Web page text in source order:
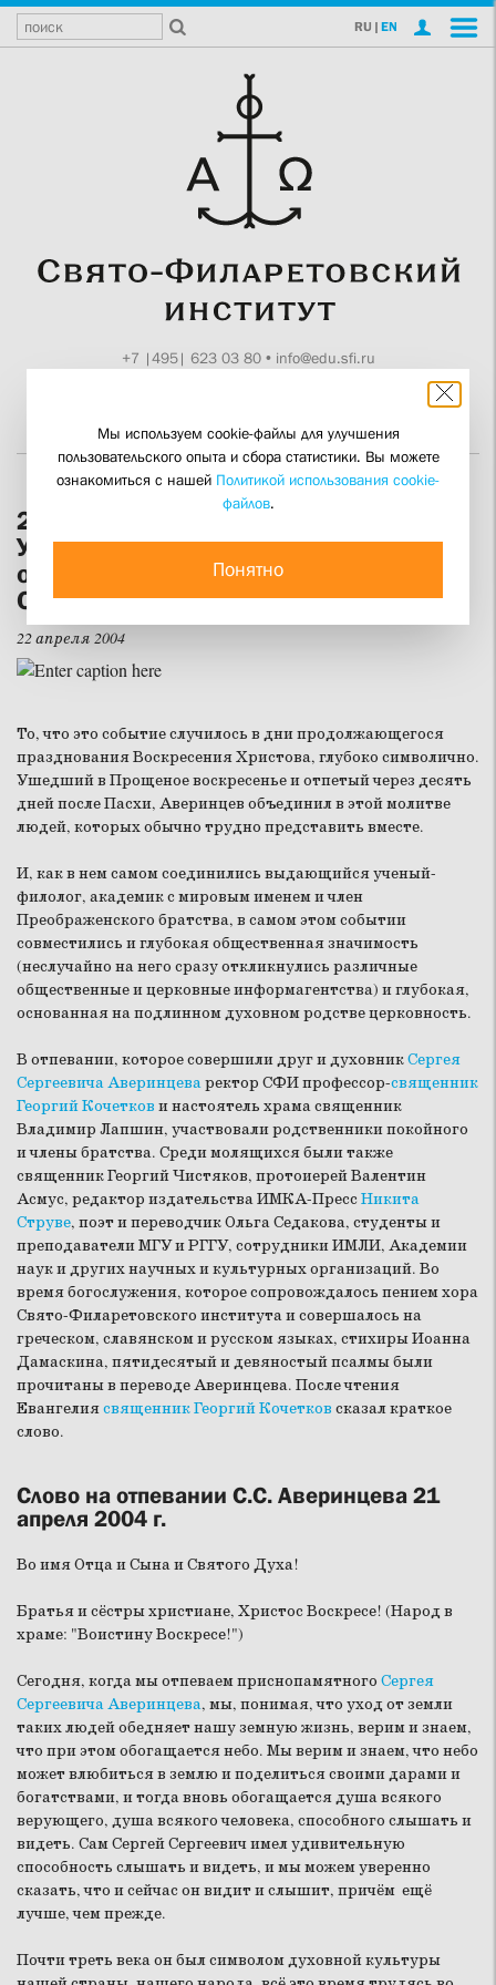
RU | EN
+7 |495| 623 03 80• info@edu.sfi.ru
21 апреля в храме Успения на
Успенском вражке было совершено
отпевание академика Сергея
Сергеевича Аверинцева
22 апреля 2004
То, что это событие случилось в дни продолжающегося
празднования Воскресения Христова, глубоко символично.
Ушедший в Прощеное воскресенье и отпетый через десять
дней после Пасхи, Аверинцев объединил в этой молитве
людей, которых обычно трудно представить вместе.
И, как в нем самом соединились выдающийся ученый-
филолог, академик с мировым именем и член
Преображенского братства, в самом этом событии
совместились и глубокая общественная значимость
(неслучайно на него сразу откликнулись различные
общественные и церковные информагентства) и глубокая,
основанная на подлинном духовном родстве церковность.
В отпевании, которое совершили друг и духовникСергея
Сергеевича Аверинцеваректор СФИ профессор-священник
Георгий Кочетков и настоятель храма священник
Владимир Лапшин, участвовали родственники покойного
и члены братства. Среди молящихся были также
священник Георгий Чистяков, протоиерей Валентин
Асмус, редактор издательства ИМКА-Пресс Никита
Струве, поэт и переводчик Ольга Седакова, студенты и
преподаватели МГУ и РГГУ, сотрудники ИМЛИ, Академии
наук и других научных и культурных организаций. Во
время богослужения, которое сопровождалось пением хора
Свято-Филаретовского института и совершалось на
греческом, славянском и русском языках, стихиры Иоанна
Дамаскина, пятидесятый и девяностый псалмы были
прочитаны в переводе Аверинцева. После чтения
Евангелиясвященник Георгий Кочетков сказал краткое
слово.
Слово на отпевании С.С. Аверинцева 21
апреля 2004 г.
Во имя Отца и Сына и Святого Духа!
Братья и сёстры христиане, Христос Воскресе! (Народ в
храме: "Воистину Воскресе!")
Сегодня, когда мы отпеваем приснопамятного Сергея
Сергеевича Аверинцева, мы, понимая, что уход от земли
таких людей обедняет нашу земную жизнь, верим и знаем,
что при этом обогащается небо. Мы верим и знаем, что небо
может влюбиться в землю и поделиться своими дарами и
богатствами, и тогда вновь обогащается душа всякого
верующего, душа всякого человека, способного слышать и
видеть. Сам Сергей Сергеевич имел удивительную
способность слышать и видеть, и мы можем уверенно
сказать, что и сейчас он видит и слышит, причём ещё
лучше, чем прежде.
Почти треть века он был символом духовной культуры
Мы используем cookie-файлы для улучшения
пользовательского опыта и сбора статистики. Вы можете
ознакомиться с нашей Политикой использования cookie-
файлов.
Понятно